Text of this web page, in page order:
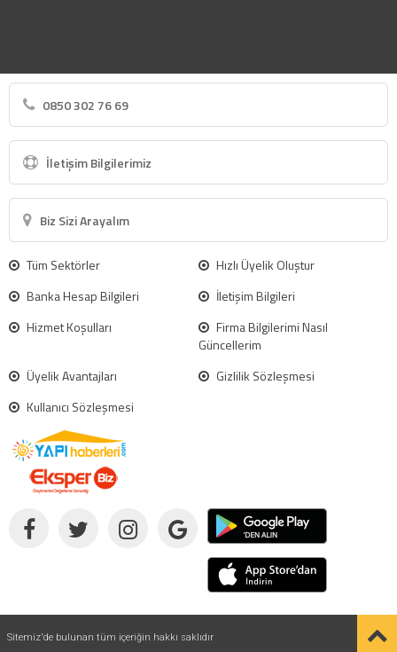
0850 302 76 69
İletişim Bilgilerimiz
Biz Sizi Arayalım
Tüm Sektörler
Hızlı Üyelik Oluştur
Banka Hesap Bilgileri
İletişim Bilgileri
Hizmet Koşulları
Firma Bilgilerimi Nasıl
Güncellerim
Üyelik Avantajları
Gizlilik Sözleşmesi
Kullanıcı Sözleşmesi
Sitemiz'de bulunan tüm içeriğin hakkı saklıdır